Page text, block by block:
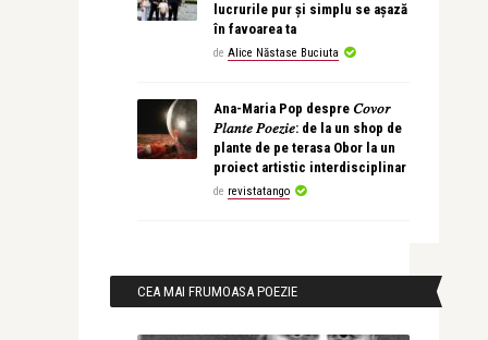
lucrurile pur și simplu se așază
în favoarea ta
de Alice Năstase Buciuta
Ana-Maria Pop despre 𝐶𝑜𝑣𝑜𝑟
𝑃𝑙𝑎𝑛𝑡𝑒 𝑃𝑜𝑒𝑧𝑖𝑒: de la un shop de
plante de pe terasa Obor la un
proiect artistic interdisciplinar
de revistatango
CEA MAI FRUMOASA POEZIE